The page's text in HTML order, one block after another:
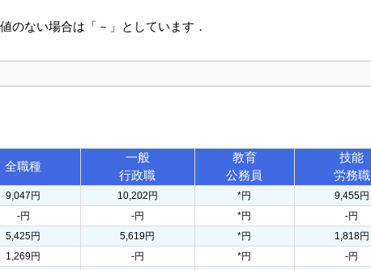
のない場合は「－」としています．
全職種
一般
行政職
教育
公務員
技能
労務職
9,047円 10,202円 *円
9,455円
-円 -円 *円
-円
5,425円 5,619円 *円
1,818円
1,269円 -円 *円
-円